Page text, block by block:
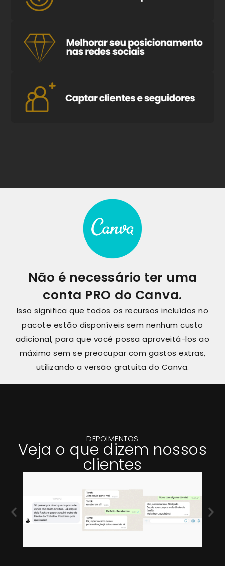
Não é necessário ter uma
conta PRO do Canva.
Isso significa que todos os recursos incluídos no
pacote estão disponíveis sem nenhum custo
adicional, para que você possa aproveitá-los ao
máximo sem se preocupar com gastos extras,
utilizando a versão gratuita do Canva.
DEPOIMENTOS
Veja o que dizem nossos
clientes